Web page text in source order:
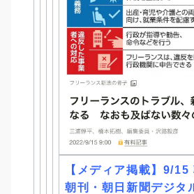
【メディア掲載】9/15
朝刊・朝日新聞デジタ